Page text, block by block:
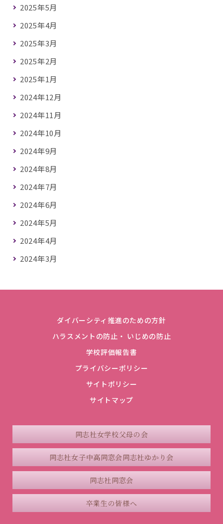
2025年5月
2025年4月
2025年3月
2025年2月
2025年1月
2024年12月
2024年11月
2024年10月
2024年9月
2024年8月
2024年7月
2024年6月
2024年5月
2024年4月
2024年3月
ダイバーシティ推進のための方針
ハラスメントの防止・ いじめの防止
学校評価報告書
プライバシーポリシー
サイトポリシー
サイトマップ
同志社女学校父母の会
同志社女子中高同窓会同志社ゆかり会
同志社同窓会
卒業生の皆様へ